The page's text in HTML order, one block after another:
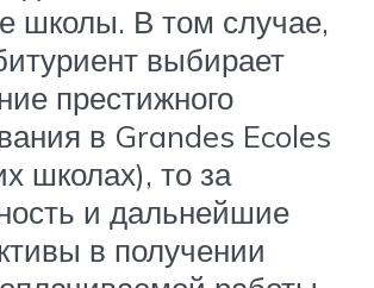
школы. В том случае,
выбирает
престижного
в Grandes Ecoles
школах), то за
и дальнейшие
в получении